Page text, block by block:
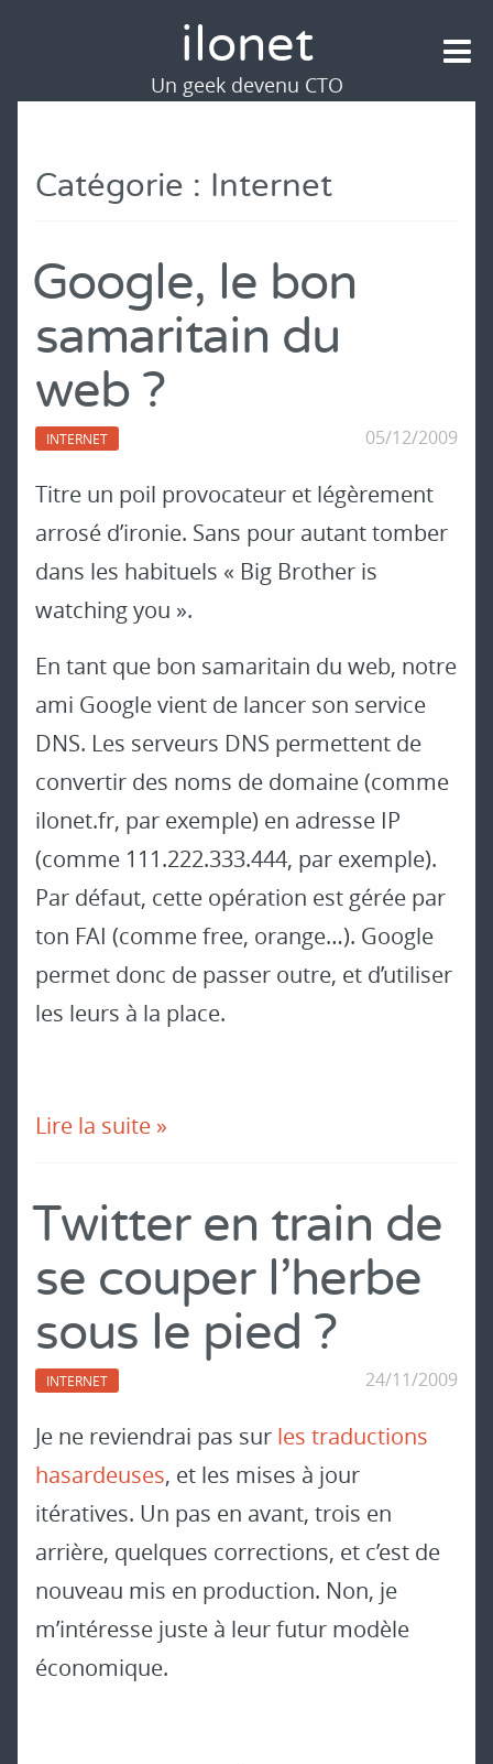
Catégorie : Internet
Google, le bon
samaritain du
web ?
INTERNET 05/12/2009
Titre un poil provocateur et légèrement
arrosé d’ironie. Sans pour autant tomber
dans les habituels « Big Brother is
watching you ».
En tant que bon samaritain du web, notre
ami Google vient de lancer son service
DNS. Les serveurs DNS permettent de
convertir des noms de domaine (comme
ilonet.fr, par exemple) en adresse IP
(comme 111.222.333.444, par exemple).
Par défaut, cette opération est gérée par
ton FAI (comme free, orange…). Google
permet donc de passer outre, et d’utiliser
les leurs à la place.
Lire la suite »
Twitter en train de
se couper l’herbe
sous le pied ?
INTERNET 24/11/2009
Je ne reviendrai pas sur les traductions
hasardeuses, et les mises à jour
itératives. Un pas en avant, trois en
arrière, quelques corrections, et c’est de
nouveau mis en production. Non, je
m’intéresse juste à leur futur modèle
économique.
ilonet
Un geek devenu CTO